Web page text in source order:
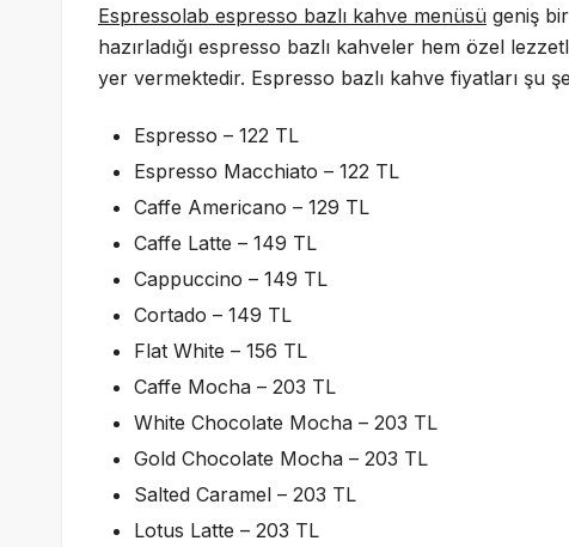
Espressolab espresso bazlı kahve menüsü geniş
hazırladığı espresso bazlı kahveler hem özel
yer vermektedir. Espresso bazlı kahve fiyatları şu
Espresso – 122 TL
Espresso Macchiato – 122 TL
Caffe Americano – 129 TL
Caffe Latte – 149 TL
Cappuccino – 149 TL
Cortado – 149 TL
Flat White – 156 TL
Caffe Mocha – 203 TL
White Chocolate Mocha – 203 TL
Gold Chocolate Mocha – 203 TL
Salted Caramel – 203 TL
Lotus Latte – 203 TL